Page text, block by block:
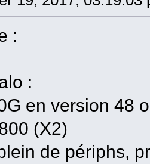
:
:
en version 48
(X2)
de périphs,